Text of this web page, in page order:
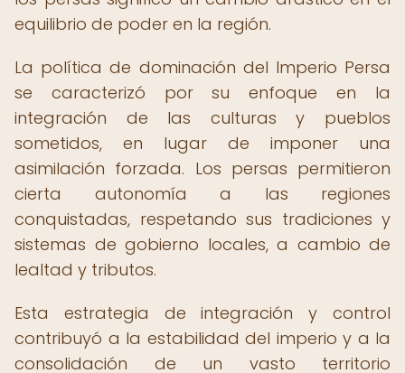
equilibrio de poder en la región.
La política de dominación del Imperio Persa
se caracterizó por su enfoque en la
integración de las culturas y pueblos
sometidos, en lugar de imponer una
asimilación forzada. Los persas permitieron
cierta autonomía a las regiones
conquistadas, respetando sus tradiciones y
sistemas de gobierno locales, a cambio de
lealtad y tributos.
Esta estrategia de integración y control
contribuyó a la estabilidad del imperio y a la
consolidación de un vasto territorio